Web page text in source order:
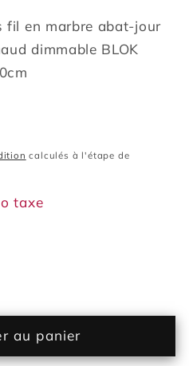
fil en marbre abat-jour
dimmable BLOK
calculés à l'étape de
taxe
au panier